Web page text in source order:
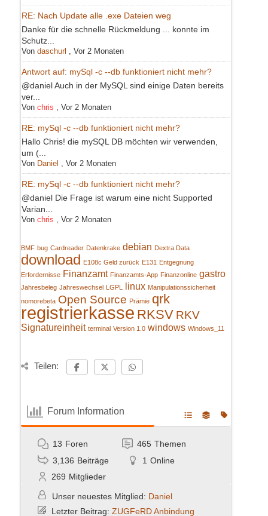
RE: Nach Update alle .exe Dateien weg
Danke für die schnelle Rückmeldung ... konnte im
Schutz...
Von daschurl Vor 2 Monaten
Antwort auf: mySql -c --db funktioniert nicht mehr?
@daniel Auch in der MySQL sind einige Daten bereits
ver...
Von chris Vor 2 Monaten
RE: mySql -c --db funktioniert nicht mehr?
Hallo Chris! die mySQL DB möchten wir verwenden,
um (...
Von Daniel Vor 2 Monaten
RE: mySql -c --db funktioniert nicht mehr?
@daniel Die Frage ist warum eine nicht Supported
Varian...
Von chris Vor 2 Monaten
BMF bug Cardreader Datenkrake debian Dextra Data
download E108c Geld zurück E131 Entgegnung
Erfordernisse Finanzamt Finanzamts-App Finanzonline gastro
Jahresbeleg Jahreswechsel LGPL linux Manipulationssicherheit
nomorebeta Open Source Prämie qrk
registrierkasse RKSV RKV
Signatureinheit terminal Version 1.0 windows Windows_11
Teilen:
Forum Information
13 Foren 465 Themen
3,136 Beiträge 1 Online
269 Mitglieder
Unser neuestes Mitglied: Daniel
Letzter Beitrag: ZUGFeRD Anbindung